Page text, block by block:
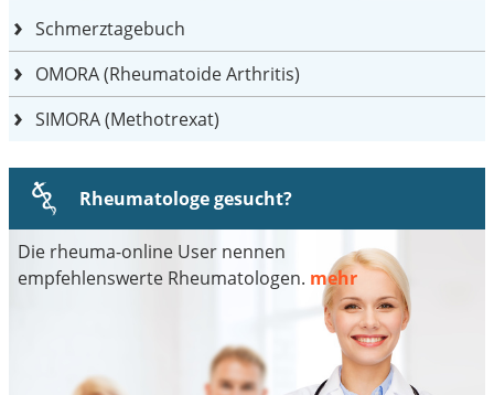
Schmerztagebuch
OMORA (Rheumatoide Arthritis)
SIMORA (Methotrexat)
Rheumatologe gesucht?
Die rheuma-online User nennen
empfehlenswerte Rheumatologen. mehr